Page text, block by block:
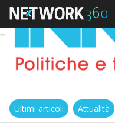
Ultimi articoli Attualità